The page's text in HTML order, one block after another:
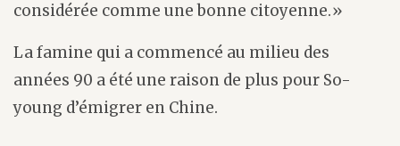
considérée comme une bonne citoyenne.»
La famine qui a commencé au milieu des
années 90 a été une raison de plus pour So-
young d’émigrer en Chine.